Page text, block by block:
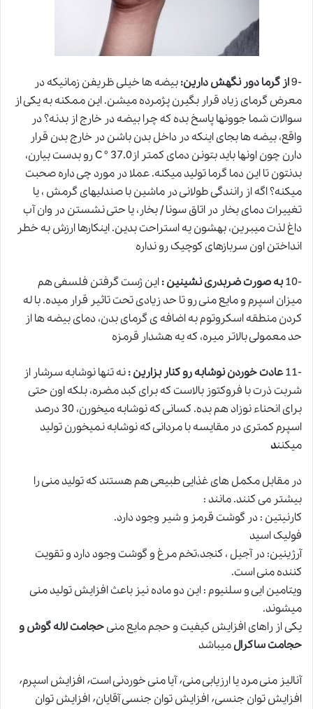
-9 از گرما دور نگهش دارین:بیضه ها خیلی ظریفن زمانیکه در
معرض گرمای زیاد قرار بگیرن پژمرده میشن. این ممکنه به یکی از
سوالات شما جوونها پاسخ بده که چرا بیضه در خارج از بدنه؟ در
واقع، بیضه ها بجای اینکه در داخل بدن باشن در خارج بدن قرار
دارن چون اونها باید بتونن دمای کمتر از37.0 ° C رو بدست بیارن،
بدنتون تا این دما گرما تولید میکنه. عملا در مورد چی داره صحبت
میکنه؟ اگه از رانندگی طولانی در ماشین با صندلیهای گرمش ، یا
تغییرات دمای بخار در اتاق سونا / بخار، یا حتی نشستن در وان آب
داغ لذت میبرین، بهشون یه استراحت بدین. اینکارها ارزش به خطر
انداختن اون سربازهای کوچیک رو نداره
-10 به صورت ضربدری نشینین :این ژست گرفتن فلسفی هم
میزان اسپرم و مایع منی رو تا حد زیادی تحت تاثیر قرار میده. با له
کردن منطقه اسکروتوم به اضافه ی گرمای بدن، دمای بیضه ها از
حد معمولی بالاتر میره، که یه هشدار قرمزه
-11 عادت خوردن نوشابه رو کنار بزارین :نه تنها نوشابه سرشار از
شربت ذرت با فروکتوز بالاست که برای کبد مضره، بلکه اون حتی
برای انحناء نوزاد هم بده. کسانی که نوشابه میخورن، 30 درصد
اسپرم کمتری در مقایسه با مردانی که نوشابه نمیخورن تولید
میکنند
در مقابل مکمل های غذایی طبیعی هم هستند که تولید منی را
بیشتر می کنند. مانند :
کارنیتین : در گوشت قرمز و شیر وجود دارد.
فولیک اسید
آرژینین: در آجیل ، کنجد،تخم مرغ و گوشت وجود دارد و تقویت
کننده منی است.
ویتامین ایی و سلنیوم : این دو ماده نیز باعث افزایش تولید منی
میشوند.
یکى از راهای افزایش کیفیت و حجم مایع منىحجامت لاله گوش و
حجامت ساکرالمیباشد
آنالیز منی مرد یا ارزیابی منی٬ آیا منی خوردنی است٬ افزایش اسپرم٬
افزایش توان جنسی٬ افزایش توان جنسی آقایان٬ افزایش توان